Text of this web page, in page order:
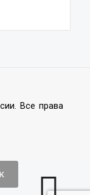
Все права